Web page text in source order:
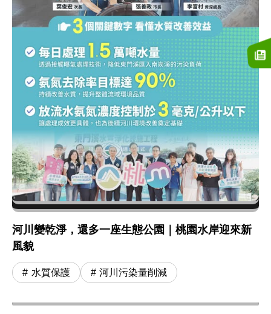
河川變乾淨，還多一座生態公園｜桃園水岸迎來新
風貌
水質保護 河川污染量削減